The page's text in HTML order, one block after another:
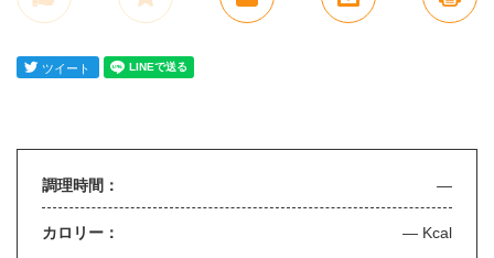
調理時間： —
カロリー： — Kcal